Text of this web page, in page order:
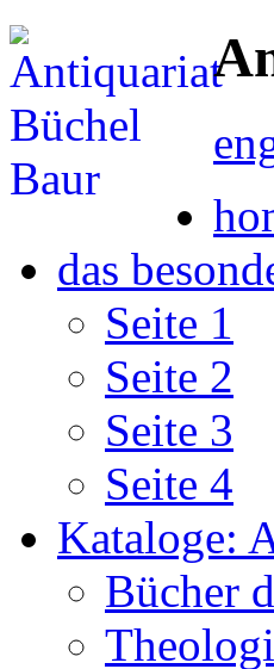
das
Seite 1
Seite 2
Seite 3
Seite 4
Kataloge:
Bücher